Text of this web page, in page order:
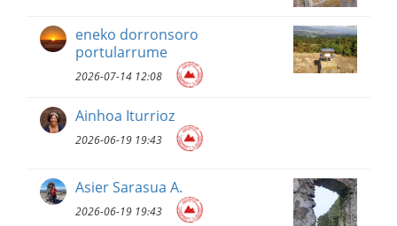
eneko dorronsoro
portularrume
2026-07-14 12:08
Ainhoa Iturrioz
2026-06-19 19:43
Asier Sarasua A.
2026-06-19 19:43